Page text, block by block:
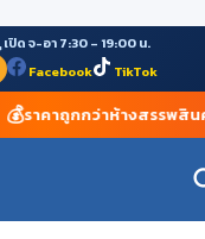
เปิด จ-อา 7:30 – 19:00 น.
Facebook TikTok
💰ราคาถูกกว่าห้างสรรพสิน